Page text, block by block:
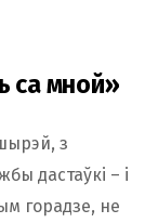
са мной»
з
дастаўкі – і
горадзе, не